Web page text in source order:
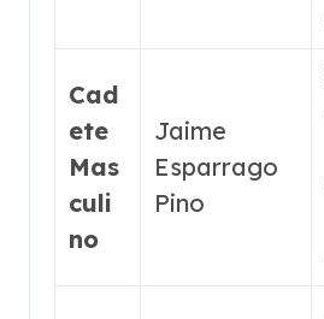
Cad
ete
Mas
culi
no
Jaime
Esparrago
Pino